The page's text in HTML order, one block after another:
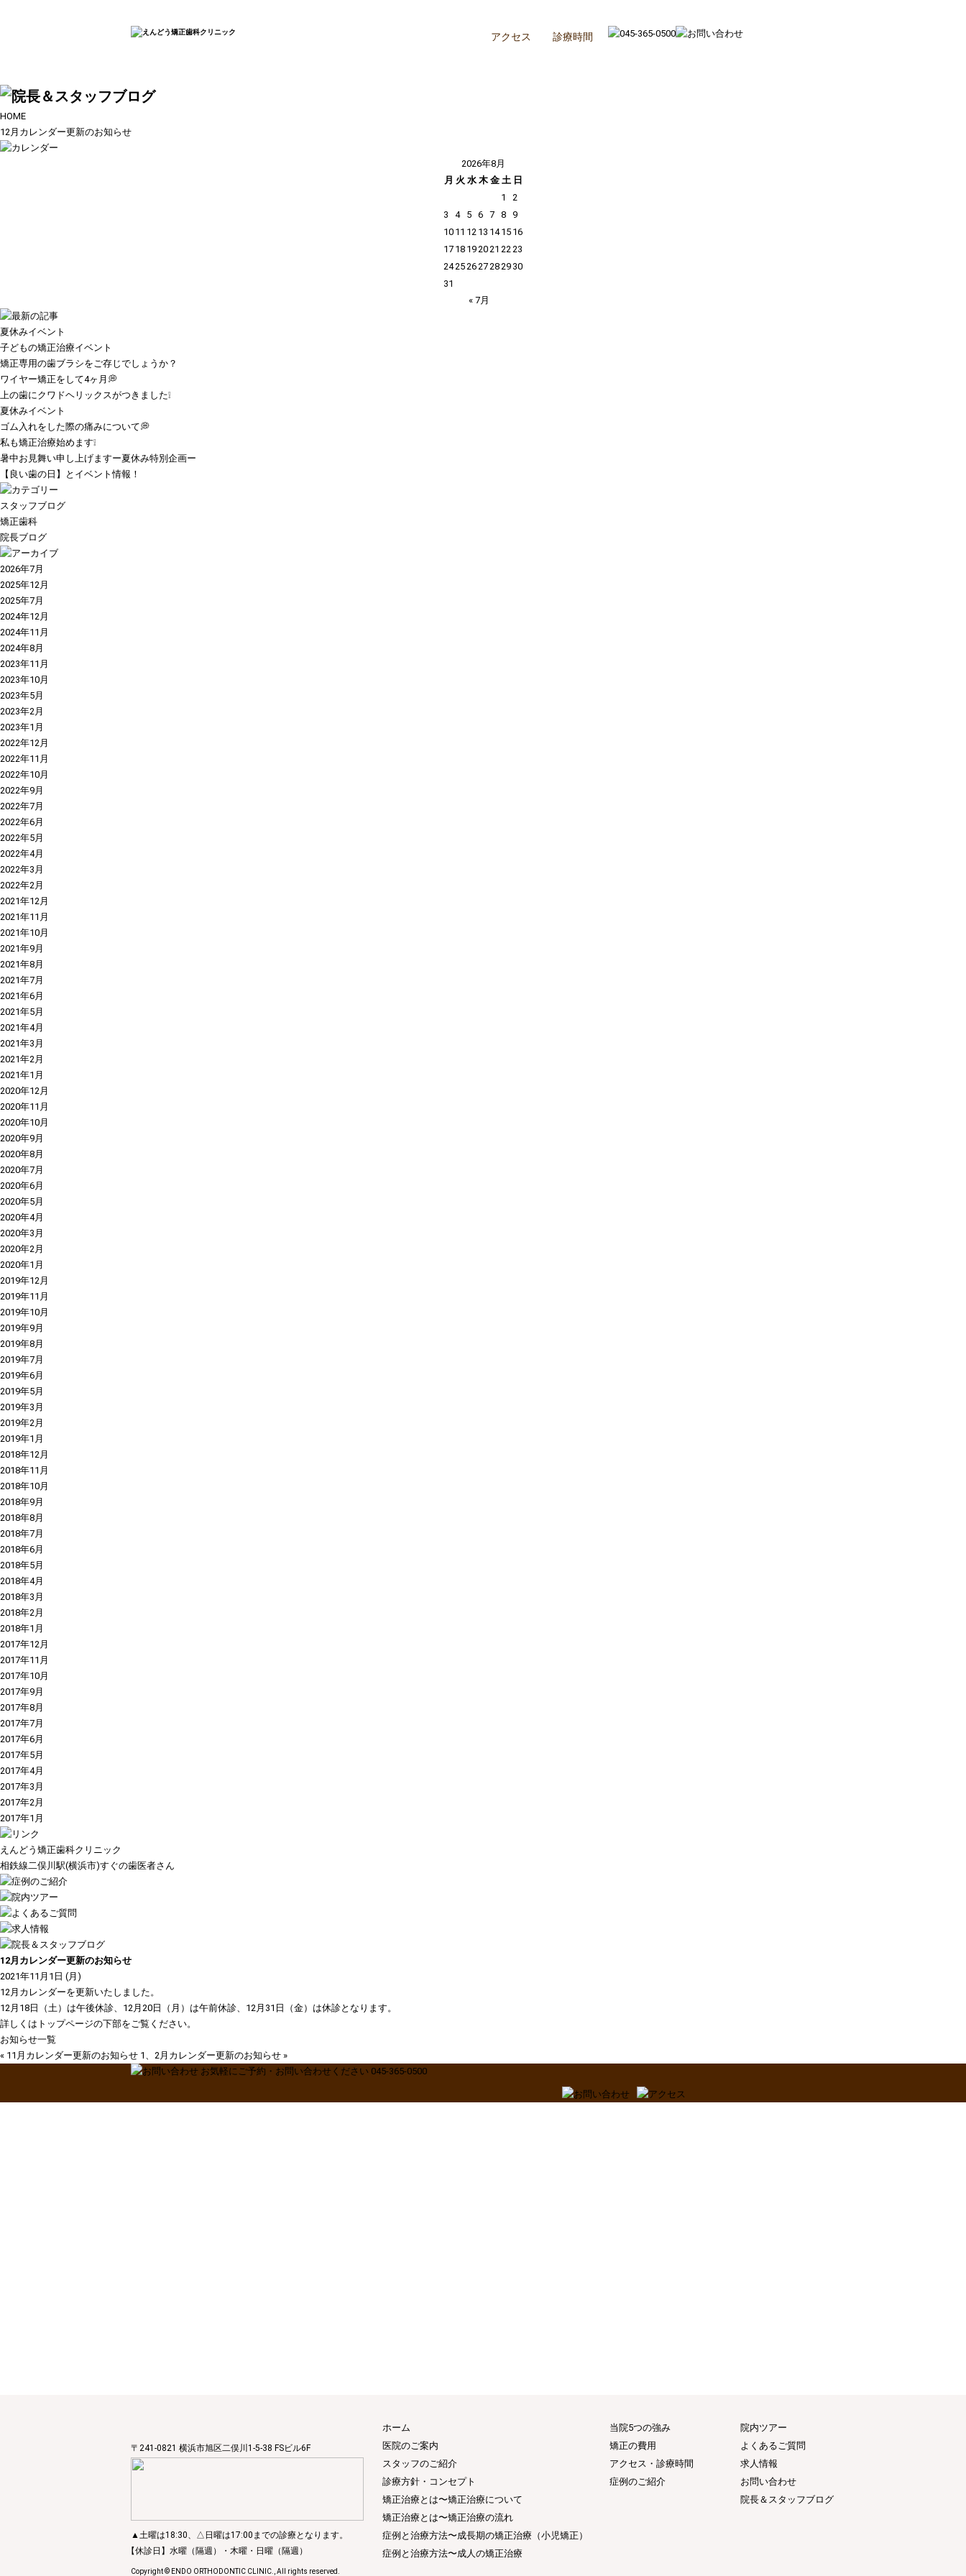
アクセス 診療時間
HOME
12月カレンダー更新のお知らせ
2026年8月
月 火 水 木 金 土 日
1
2
3
4 5 6 7 8 9
10 11 12 13 14 15 16
17 18 192021 2223
242526272829 30
31
« 7月
夏休みイベント
子どもの矯正治療イベント
矯正専用の歯ブラシをご存じでしょうか？
ワイヤー矯正をして4ヶ月💭
上の歯にクワドヘリックスがつきました❕
夏休みイベント
ゴム入れをした際の痛みについて💭
私も矯正治療始めます❕
暑中お見舞い申し上げますー夏休み特別企画ー
【良い歯の日】とイベント情報！
スタッフブログ
矯正歯科
院長ブログ
2026年7月
2025年12月
2025年7月
2024年12月
2024年11月
2024年8月
2023年11月
2023年10月
2023年5月
2023年2月
2023年1月
2022年12月
2022年11月
2022年10月
2022年9月
2022年7月
2022年6月
2022年5月
2022年4月
2022年3月
2022年2月
2021年12月
2021年11月
2021年10月
2021年9月
2021年8月
2021年7月
2021年6月
2021年5月
2021年4月
2021年3月
2021年2月
2021年1月
2020年12月
2020年11月
2020年10月
2020年9月
2020年8月
2020年7月
2020年6月
2020年5月
2020年4月
2020年3月
2020年2月
2020年1月
2019年12月
2019年11月
2019年10月
2019年9月
2019年8月
2019年7月
2019年6月
2019年5月
2019年3月
2019年2月
2019年1月
2018年12月
2018年11月
2018年10月
2018年9月
2018年8月
2018年7月
2018年6月
2018年5月
2018年4月
2018年3月
2018年2月
2018年1月
2017年12月
2017年11月
2017年10月
2017年9月
2017年8月
2017年7月
2017年6月
2017年5月
2017年4月
2017年3月
2017年2月
2017年1月
えんどう矯正歯科クリニック
相鉄線二俣川駅(横浜市)すぐの歯医者さん
12月カレンダー更新のお知らせ
2021年11月1日 (月)
12月カレンダーを更新いたしました。
12月18日（土）は午後休診、12月20日（月）は午前休診、12月31日（金）は休診となります。
詳しくは トップページの下部をご覧ください。
お知らせ一覧
« 11月カレンダー更新のお知らせ 1、2月カレンダー更新のお知らせ »
〒241-0821 横浜市旭区二俣川1-5-38 FSビル6F
▲土曜は18:30、△日曜は17:00までの診療となります。
【休診日】水曜（隔週）・木曜・日曜（隔週）
ホーム
医院のご案内
スタッフのご紹介
診療方針・コンセプト
矯正治療とは〜矯正治療について
矯正治療とは〜矯正治療の流れ
症例と治療方法〜成長期の矯正治療（小児矯正）
症例と治療方法〜成人の矯正治療
当院5つの強み
矯正の費用
アクセス・診療時間
症例のご紹介
院内ツアー
よくあるご質問
求人情報
お問い合わせ
院長＆スタッフブログ
Copyright © ENDO ORTHODONTIC CLINIC., All rights reserved.